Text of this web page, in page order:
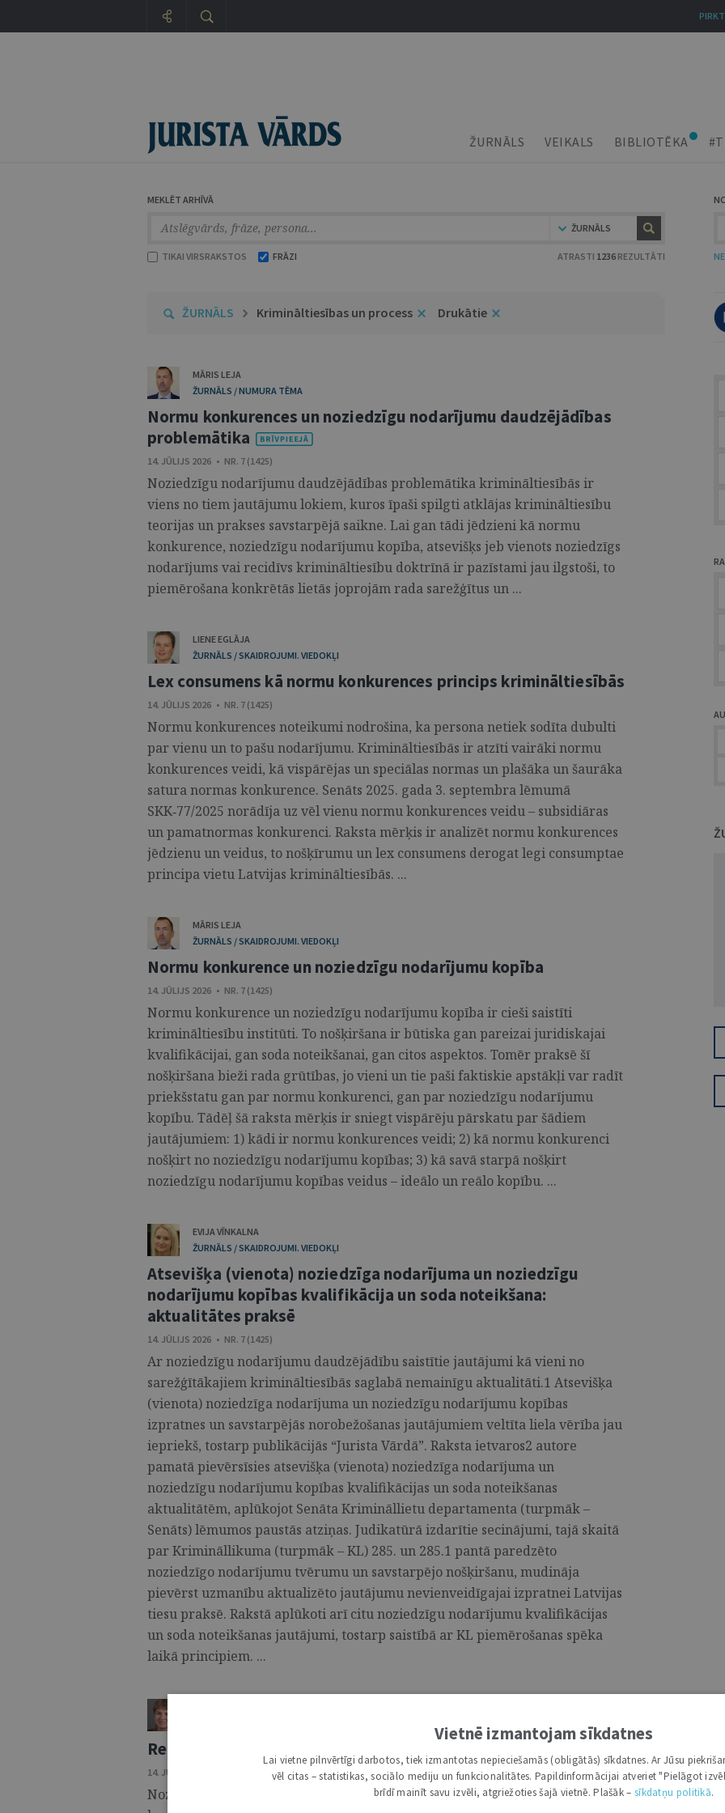
ŽURNĀLS VEIKALS BIBLIOTĒKA
MEKLĒT ARHĪVĀ
ŽURNĀLS
TIKAI VIRSRAKSTOS FRĀZI ATRASTI 1236 REZULTĀTI
ŽURNĀLS Krimināltiesības un process Drukātie
MĀRIS LEJA
ŽURNĀLS / NUMURA TĒMA
Normu konkurences un noziedzīgu nodarījumu daudzējādības
problemātika
14. JŪLIJS 2026 • NR. 7 (1425)
Noziedzīgu nodarījumu daudzējādības problemātika krimināltiesībās ir
viens no tiem jautājumu lokiem, kuros īpaši spilgti atklājas krimināltiesību
teorijas un prakses savstarpējā saikne. Lai gan tādi jēdzieni kā normu
konkurence, noziedzīgu nodarījumu kopība, atsevišķs jeb vienots noziedzīgs
nodarījums vai recidīvs krimināltiesību doktrīnā ir pazīstami jau ilgstoši, to
piemērošana konkrētās lietās joprojām rada sarežģītus un ...
LIENE EGLĀJA
ŽURNĀLS / SKAIDROJUMI. VIEDOKĻI
Lex consumens kā normu konkurences princips krimināltiesībās
14. JŪLIJS 2026 • NR. 7 (1425)
Normu konkurences noteikumi nodrošina, ka persona netiek sodīta dubulti
par vienu un to pašu nodarījumu. Krimināltiesībās ir atzīti vairāki normu
konkurences veidi, kā vispārējas un speciālas normas un plašāka un šaurāka
satura normas konkurence. Senāts 2025. gada 3. septembra lēmumā
SKK‑77/2025 norādīja uz vēl vienu normu konkurences veidu – subsidiāras
un pamatnormas konkurenci. Raksta mērķis ir analizēt normu konkurences
jēdzienu un veidus, to nošķīrumu un lex consumens derogat legi consumptae
principa vietu Latvijas krimināltiesībās. ...
MĀRIS LEJA
ŽURNĀLS / SKAIDROJUMI. VIEDOKĻI
Normu konkurence un noziedzīgu nodarījumu kopība
14. JŪLIJS 2026 • NR. 7 (1425)
Normu konkurence un noziedzīgu nodarījumu kopība ir cieši saistīti
krimināltiesību institūti. To nošķiršana ir būtiska gan pareizai juridiskajai
kvalifikācijai, gan soda noteikšanai, gan citos aspektos. Tomēr praksē šī
nošķiršana bieži rada grūtības, jo vieni un tie paši faktiskie apstākļi var radīt
priekšstatu gan par normu konkurenci, gan par noziedzīgu nodarījumu
kopību. Tādēļ šā raksta mērķis ir sniegt vispārēju pārskatu par šādiem
jautājumiem: 1) kādi ir normu konkurences veidi; 2) kā normu konkurenci
nošķirt no noziedzīgu nodarījumu kopības; 3) kā savā starpā nošķirt
noziedzīgu nodarījumu kopības veidus – ideālo un reālo kopību. ...
EVIJA VĪNKALNA
ŽURNĀLS / SKAIDROJUMI. VIEDOKĻI
Atsevišķa (vienota) noziedzīga nodarījuma un noziedzīgu
nodarījumu kopības kvalifikācija un soda noteikšana:
aktualitātes praksē
14. JŪLIJS 2026 • NR. 7 (1425)
Ar noziedzīgu nodarījumu daudzējādību saistītie jautājumi kā vieni no
sarežģītākajiem krimināltiesībās saglabā nemainīgu aktualitāti.1 Atsevišķa
(vienota) noziedzīga nodarījuma un noziedzīgu nodarījumu kopības
izpratnes un savstarpējās norobežošanas jautājumiem veltīta liela vērība jau
iepriekš, tostarp publikācijās “Jurista Vārdā”. Raksta ietvaros2 autore
pamatā pievērsīsies atsevišķa (vienota) noziedzīga nodarījuma un
noziedzīgu nodarījumu kopības kvalifikācijas un soda noteikšanas
aktualitātēm, aplūkojot Senāta Krimināllietu departamenta (turpmāk –
Senāts) lēmumos paustās atziņas. Judikatūrā izdarītie secinājumi, tajā skaitā
par Krimināllikuma (turpmāk – KL) 285. un 285.1 pantā paredzēto
noziedzīgo nodarījumu tvērumu un savstarpējo nošķiršanu, mudināja
pievērst uzmanību aktualizēto jautājumu nevienveidīgajai izpratnei Latvijas
tiesu praksē. Rakstā aplūkoti arī citu noziedzīgu nodarījumu kvalifikācijas
un soda noteikšanas jautājumi, tostarp saistībā ar KL piemērošanas spēka
laikā principiem. ...
Recidīvs krimināltiesisko zinātņu skatījumā
14. JŪLIJS 2026 • NR. 7 (1425)
Noziedzīgu nodarījumu recidīvs ir viena no krimināltiesisko zinātņu
PIRKT
Vietnē izmantojam sīkdatnes
Lai vietne pilnvērtīgi darbotos, tiek izmantotas nepieciešamās (obligātās) sīkdatnes. Ar Jūsu
vēl citas – statistikas, sociālo mediju un funkcionalitātes. Papildinformācijai atveriet "Pielāgot
brīdī mainīt savu izvēli, atgriežoties šajā vietnē. Plašāk – sīkdatņu politikā.